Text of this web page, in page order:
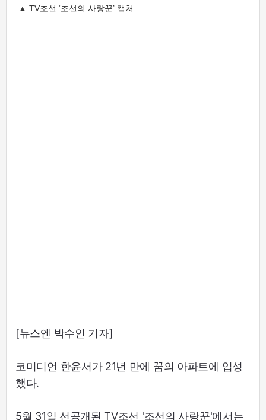
▲ TV조선 ‘조선의 사랑꾼’ 캡처
[뉴스엔 박수인 기자]
코미디언 한윤서가 21년 만에 꿈의 아파트에 입성
했다.
5월 31일 선공개된 TV조선 '조선의 사랑꾼'에서는